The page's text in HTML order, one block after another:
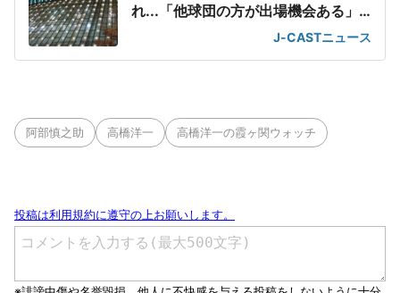
れ...「他球団の方が出場機会ある」
J-CASTニュース
阿部慎之助 高橋洋一 高橋洋一の霞ヶ関ウォッチ